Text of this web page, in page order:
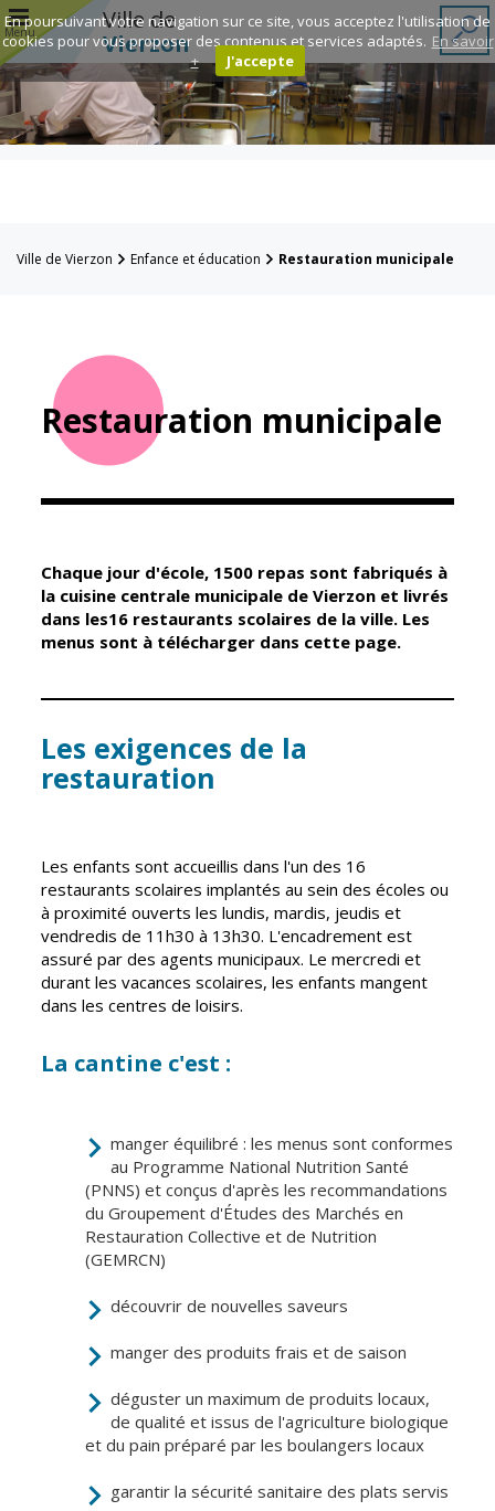
Menu
Ville de
Vierzon
Annuaire des
associations
Mairie
Élus
Conseil
Municipal
Services de la
publics
Cimetières
État civil
Élections
Jumelages
Publication des
administratifs
Actualités
Agenda
Fil de l'info
Guichet unique
Petite enfance
Relais petite
enfance
Multi-accueil
Scolarité
et après classe
Réussite
éducative et
inclusion
Inscriptions
Centres de
loisirs
Espace jeunes
Point
municipale
Santé et
solidarité
Culture et
Sport
Ville de Vierzon Enfance et éducation Restauration municipale
Restauration municipale
Chaque jour d'école, 1500 repas sont fabriqués à
la cuisine centrale municipale de Vierzon et livrés
dans les16 restaurants scolaires de la ville. Les
menus sont à télécharger dans cette page.
Les exigences de la
restauration
Les enfants sont accueillis dans l'un des 16
restaurants scolaires implantés au sein des écoles ou
à proximité ouverts les lundis, mardis, jeudis et
vendredis de 11h30 à 13h30. L'encadrement est
assuré par des agents municipaux. Le mercredi et
durant les vacances scolaires, les enfants mangent
dans les centres de loisirs.
La cantine c'est :
manger équilibré : les menus sont conformes
au Programme National Nutrition Santé
(PNNS) et conçus d'après les recommandations
du Groupement d'Études des Marchés en
Restauration Collective et de Nutrition
(GEMRCN)
découvrir de nouvelles saveurs
manger des produits frais et de saison
déguster un maximum de produits locaux,
de qualité et issus de l'agriculture biologique
et du pain préparé par les boulangers locaux
garantir la sécurité sanitaire des plats servis
En poursuivant votre navigation sur ce site, vous acceptez l'utilisation de
cookies pour vous proposer des contenus et services adaptés. En savoir
+
J'accepte